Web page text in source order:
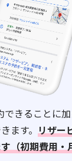
きることに
ます。 リザー
（初期費用・